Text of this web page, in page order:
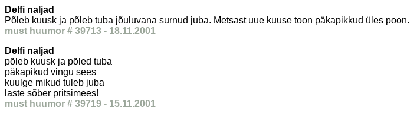
Delfi naljad
Põleb kuusk ja põleb tuba jõuluvana surnud juba. Metsast uue kuuse toon päkapikkud üles poon.
must huumor # 39713 - 18.11.2001
Delfi naljad
põleb kuusk ja põled tuba
päkapikud vingu sees
kuulge mikud tuleb juba
laste sõber pritsimees!
must huumor # 39719 - 15.11.2001